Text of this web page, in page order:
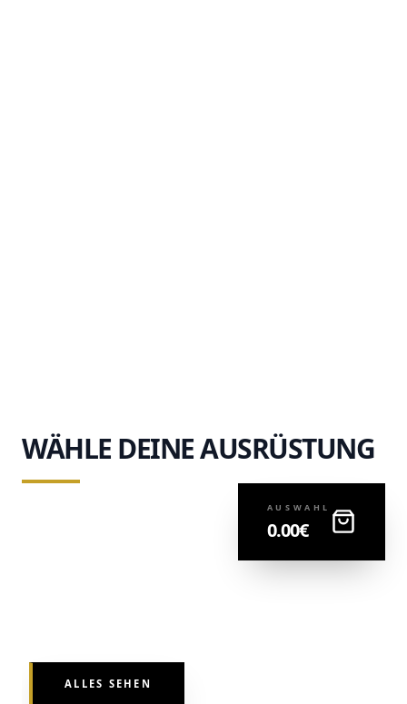
WÄHLE DEINE AUSRÜSTUNG
AUSWAHL
0.00€
ALLES SEHEN